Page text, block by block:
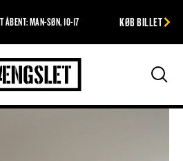
ÅBENT: MAN-SØN, 10-17 KØB BILLET
Søg